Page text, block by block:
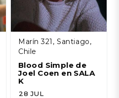
Marín 321, Santiago,
Chile
Blood Simple de
Joel Coen en SALA
K
28 JUL